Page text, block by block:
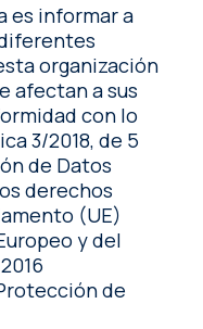
es informar a
organización
afectan a sus
con lo
3/2018, de 5
de Datos
derechos
(UE)
y del
de